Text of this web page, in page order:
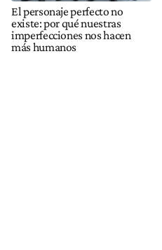
El personaje perfecto no
existe: por qué nuestras
imperfecciones nos hacen
más humanos